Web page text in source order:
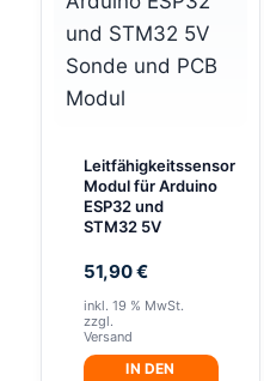
Leitfähigkeitssensor
Modul für Arduino
ESP32 und
STM32 5V
51,90€
inkl. 19 % MwSt.
zzgl.
Versand
IN DEN